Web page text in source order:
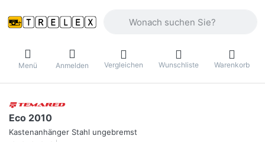
Menü Anmelden Vergleichen Wunschliste Warenkorb
Eco 2010
Kastenanhänger Stahl ungebremst